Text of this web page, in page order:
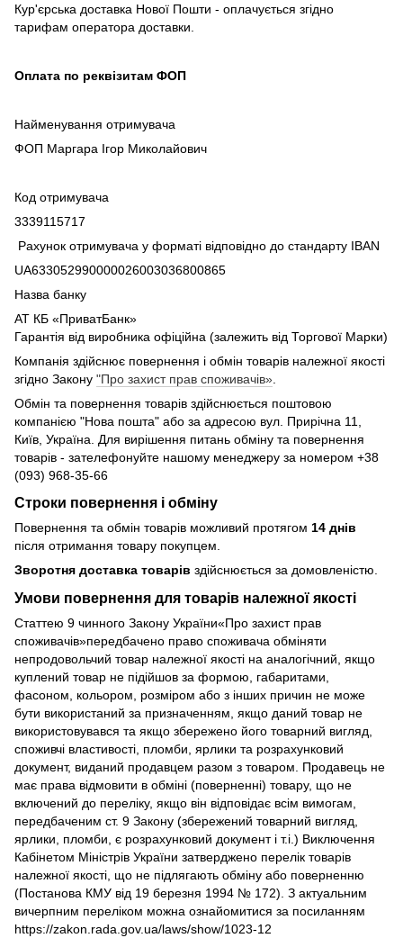
Кур'єрська доставка Нової Пошти - оплачується згідно
тарифам оператора доставки.
Оплата по реквізитам ФОП
Найменування отримувача
ФОП Маргара Ігор Миколайович
Код отримувача
3339115717
Рахунок отримувача у форматі відповідно до стандарту IBAN
UA633052990000026003036800865
Назва банку
АТ КБ «ПриватБанк»
Гарантія від виробника офіційна (залежить від Торгової Марки)
Компанія здійснює повернення і обмін товарів належної якості
згідно Закону "Про захист прав споживачів»
Обмін та повернення товарів здійснюється поштовою
компанією "Нова пошта" або за адресою вул. Прирічна 11,
Київ, Україна. Для вирішення питань обміну та повернення
товарів - зателефонуйте нашому менеджеру за номером +38
(093) 968-35-66
Строки повернення і обміну
Повернення та обмін товарів можливий протягом 14 днів
після отримання товару покупцем.
Зворотня доставка товарів здійснюється за домовленістю.
Умови повернення для товарів належної якості
Статтею 9 чинного Закону України«Про захист прав
споживачів»передбачено право споживача обміняти
непродовольчий товар належної якості на аналогічний, якщо
куплений товар не підійшов за формою, габаритами,
фасоном, кольором, розміром або з інших причин не може
бути використаний за призначенням, якщо даний товар не
використовувався та якщо збережено його товарний вигляд,
споживчі властивості, пломби, ярлики та розрахунковий
документ, виданий продавцем разом з товаром. Продавець не
має права відмовити в обміні (поверненні) товару, що не
включений до переліку, якщо він відповідає всім вимогам,
передбаченим ст. 9 Закону (збережений товарний вигляд,
ярлики, пломби, є розрахунковий документ і т.і.) Виключення
Кабінетом Міністрів України затверджено перелік товарів
належної якості, що не підлягають обміну або поверненню
(Постанова КМУ від 19 березня 1994 № 172). З актуальним
вичерпним переліком можна ознайомитися за посиланням
https://zakon.rada.gov.ua/laws/show/1023-12